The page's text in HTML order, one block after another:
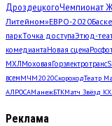
ДроздецкогоЧемпионат
Литейном»ЕВРО-2020
паркТочка доступаЭтюд-
комедиантаНовая сцена
МХЛМоховаяГорэлектротранс
всемМЧМ2020СкороходТеатр
АЛРОСАМанежБТКМатч Звёзд
Реклама